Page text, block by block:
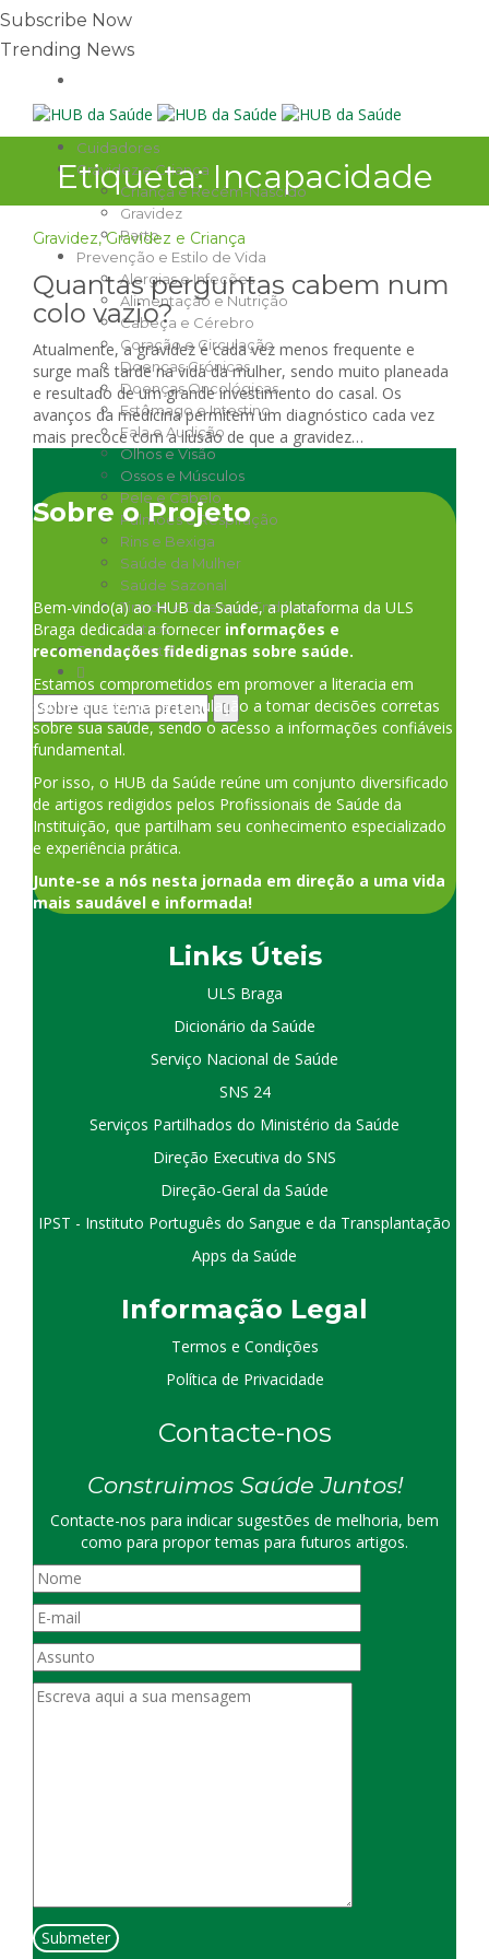
Subscribe Now
Trending News
Cuidadores
Gravidez e Criança
Criança e Recém-Nascido
Gravidez
Parto
Prevenção e Estilo de Vida
Alergias e Infeções
Alimentação e Nutrição
Cabeça e Cérebro
Coração e Circulação
Doenças Crónicas
Doenças Oncológicas
Estômago e Intestino
Fala e Audição
Olhos e Visão
Ossos e Músculos
Pele e Cabelo
Pulmões e Respiração
Rins e Bexiga
Saúde da Mulher
Saúde Sazonal
Tiróide e Doenças Endócrinas
Outros
Saúde Mental
Etiqueta:Incapacidade
Gravidez,Gravidez e Criança
Quantas perguntas cabem num
colo vazio?
Atualmente, a gravidez é cada vez menos frequente e
surge mais tarde na vida da mulher, sendo muito planeada
e resultado de um grande investimento do casal. Os
avanços da medicina permitem um diagnóstico cada vez
mais precoce com a ilusão de que a gravidez…
Sobre o Projeto
Bem-vindo(a) ao HUB da Saúde, a plataforma da ULS
Braga dedicada a fornecer informações e
recomendações fidedignas sobre saúde.
Estamos comprometidos em promover a literacia em
saúde e capacitar a população a tomar decisões corretas
sobre sua saúde, sendo o acesso a informações confiáveis
fundamental.
Por isso, o HUB da Saúde reúne um conjunto diversificado
de artigos redigidos pelos Profissionais de Saúde da
Instituição, que partilham seu conhecimento especializado
e experiência prática.
Junte-se a nós nesta jornada em direção a uma vida
mais saudável e informada!
Links Úteis
ULS Braga
Dicionário da Saúde
Serviço Nacional de Saúde
SNS 24
Serviços Partilhados do Ministério da Saúde
Direção Executiva do SNS
Direção-Geral da Saúde
IPST - Instituto Português do Sangue e da Transplantação
Apps da Saúde
Informação Legal
Termos e Condições
Política de Privacidade
Contacte-nos
Construimos Saúde Juntos!
Contacte-nos para indicar sugestões de melhoria, bem
como para propor temas para futuros artigos.